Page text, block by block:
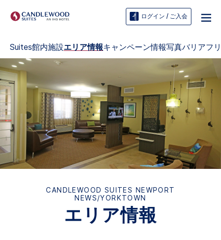
ログイン / ご入会
Suites館内施設エリア情報キャンペーン情報写真バリアフ
CANDLEWOOD SUITES NEWPORT
NEWS/YORKTOWN
エリア情報